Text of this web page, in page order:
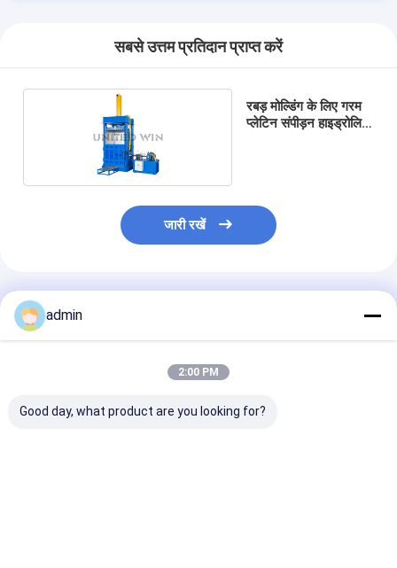
सबसे उत्तम प्रतिदान प्राप्त करें
रबड़ मोल्डिंग के लिए गरम
प्लेटिन संपीड़न हाइड्रोलिक
जारी रखें
अनुशंसित उत्पाद
admin
2:00 PM
Good day, what product are you looking for?